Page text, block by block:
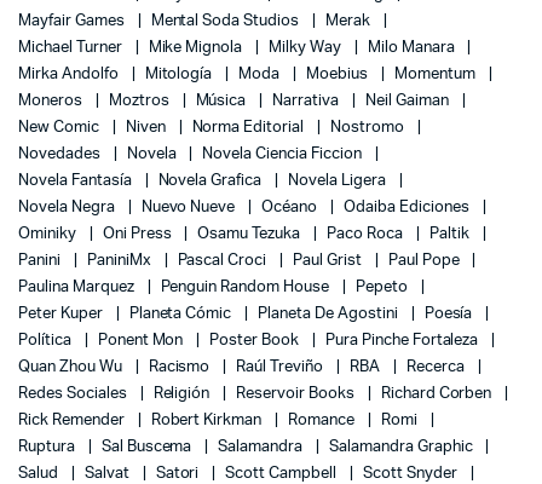
Mayfair Games
Mental Soda Studios
Merak
Michael Turner
Mike Mignola Milky Way
Milo Manara
Mirka Andolfo
Mitología Moda Moebius
Momentum
Moneros
Moztros Música Narrativa
Neil Gaiman
New Comic
Niven Norma Editorial
Nostromo
Novedades
Novela
Novela Ciencia Ficcion
Novela Fantasía
Novela Grafica
Novela Ligera
Novela Negra
Nuevo Nueve Océano
Odaiba Ediciones
Ominiky
Oni Press Osamu Tezuka Paco Roca
Paltik
Panini
PaniniMx Pascal Croci Paul Grist
Paul Pope
Paulina Marquez
Penguin Random House
Pepeto
Peter Kuper
Planeta Cómic Planeta De Agostini
Poesía
Política
Ponent Mon Poster Book
Pura Pinche Fortaleza
Quan Zhou Wu
Racismo Raúl Treviño RBA
Recerca
Redes Sociales
Religión Reservoir Books
Richard Corben
Rick Remender
Robert Kirkman Romance
Romi
Ruptura
Sal Buscema Salamandra
Salamandra Graphic
Salud
Salvat Satori Scott Campbell
Scott Snyder